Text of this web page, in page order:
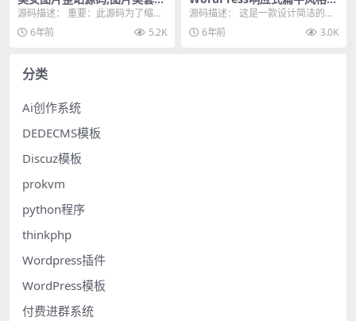
类网站源码,CX-UDY主题,Wor
dPress自适应,带会员积分
源码描述： 重要：此源码为了缩减
内容不带任何图片数据，请搭建后
自己采集或者录入，...
6年前 5.2K
客主题Uigreat v1.5.1 自适应
PC+手机端
源码描述： 这是一款设计简洁的模
块化wordpress主题，时下最流行
的就是这种...
6年前 3.0K
分类
Ai创作系统
DEDECMS模板
Discuz模板
prokvm
python程序
thinkphp
Wordpress插件
WordPress模板
付费进群系统